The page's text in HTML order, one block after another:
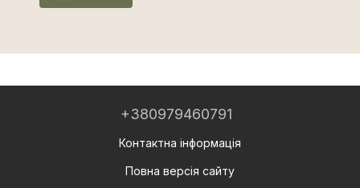
+380979460791
Контактна інформація
Повна версія сайту